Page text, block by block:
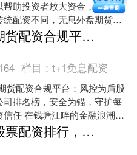
帮助投资者放大资金，提升收
统配资不同，无息外盘期货配
利息，让投资者可以最大程
收益。 **优势显....
杭州期货配资合规平台，专注风控与资金安全
164 栏目：t+1免息配资
货配资合规平台：风控为盾股
司排名榜，安全为锚，守护每
信任 在钱塘江畔的金融浪潮
其独特的数字经济基因和创
成为中国金融....
权威股票配资排行，助你轻松选平台